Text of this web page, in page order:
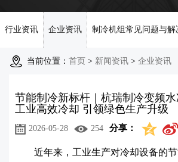
行业资讯 企业资讯 制冷机组常见问题与解
当前位置： 首页 > 新闻资讯 > 企业资讯
节能制冷新标杆｜杭瑞制冷变频
工业高效冷却 引领绿色生产升级
2026-05-28 254 分享：
近年来，工业生产对冷却设备的节